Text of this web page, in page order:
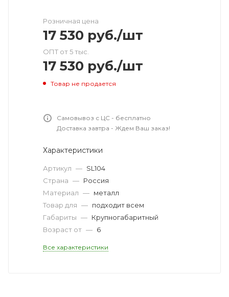
Розничная цена
17 530 руб./шт
ОПТ от 5 тыс.
17 530 руб./шт
Товар не продается
Самовывоз с ЦС - бесплатно
Доставка завтра - Ждем Ваш заказ!
Характеристики
Артикул — SL104
Страна — Россия
Материал — металл
Товар для — подходит всем
Габариты — Крупногабаритный
Возраст от — 6
Все характеристики